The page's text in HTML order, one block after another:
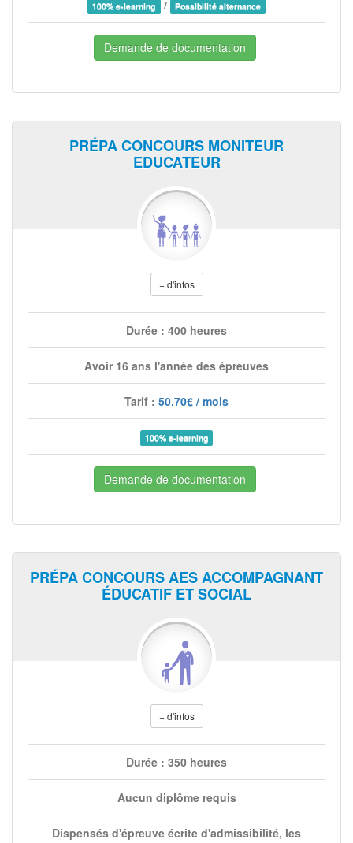
100% e-learning / Possibilité alternance
Demande de documentation
PRÉPA CONCOURS MONITEUR
EDUCATEUR
+ d'infos
Durée : 400 heures
Avoir 16 ans l'année des épreuves
Tarif : 50,70€ / mois
100% e-learning
Demande de documentation
PRÉPA CONCOURS AES ACCOMPAGNANT
ÉDUCATIF ET SOCIAL
+ d'infos
Durée : 350 heures
Aucun diplôme requis
Dispensés d'épreuve écrite d'admissibilité, les